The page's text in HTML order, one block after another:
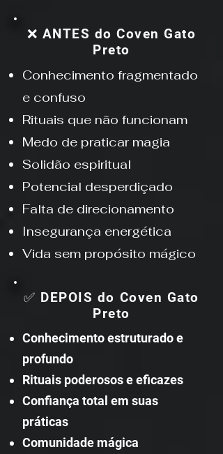
❌ ANTES do Coven Gato
Preto
Conhecimento fragmentado
e confuso
Rituais que não funcionam
Medo de praticar magia
Solidão espiritual
Potencial desperdiçado
Falta de direcionamento
Insegurança energética
Vida sem propósito mágico
✅ DEPOIS do Coven Gato
Preto
Conhecimento estruturado e
profundo
Rituais poderosos e eficazes
Confiança total em suas
práticas
Comunidade mágica